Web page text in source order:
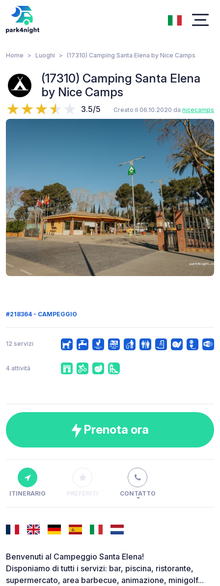
Home Luoghi (17310) Camping Santa Elena by Nice Camps
(17310) Camping Santa Elena
by Nice Camps
3.5/5 Creato il 06.10.2020 da nicecamps
#218364 - CAMPEGGIO
12 servizi
4 attività
Prenota ora
ITINERARIO PREFERITI CONTATTO
Benvenuti al Campeggio Santa Elena!
Disponiamo di tutti i servizi: bar, piscina, ristorante,
supermercato, area barbecue, animazione, minigolf...